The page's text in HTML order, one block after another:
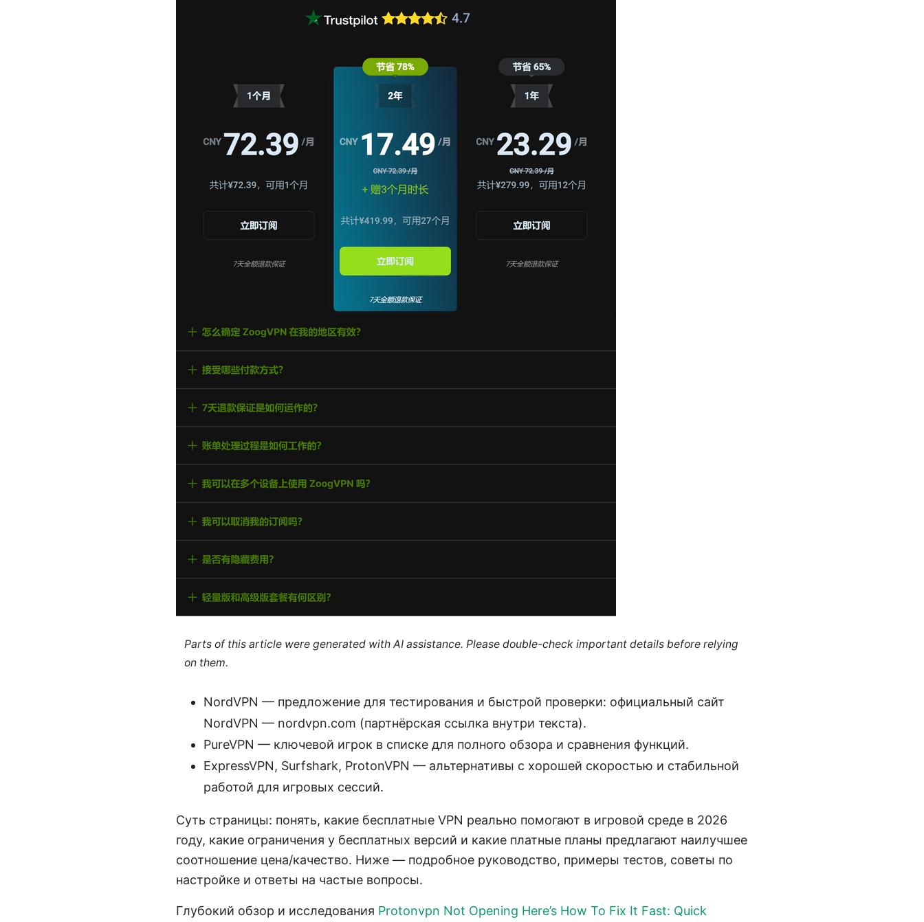
Parts of this article were generated with AI assistance. Please double-check important details before relying
on them.
NordVPN — предложение для тестирования и быстрой проверки: официальный сайт
NordVPN — nordvpn.com (партнёрская ссылка внутри текста).
PureVPN — ключевой игрок в списке для полного обзора и сравнения функций.
ExpressVPN, Surfshark, ProtonVPN — альтернативы с хорошей скоростью и стабильной
работой для игровых сессий.
Суть страницы: понять, какие бесплатные VPN реально помогают в игровой среде в 2026
году, какие ограничения у бесплатных версий и какие платные планы предлагают наилучшее
соотношение цена/качество. Ниже — подробное руководство, примеры тестов, советы по
настройке и ответы на частые вопросы.
Глубокий обзор и исследования Protonvpn Not Opening Here’s How To Fix It Fast: Quick